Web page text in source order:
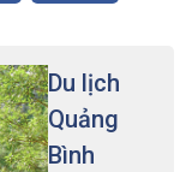
Du lịch
Quảng
Bình